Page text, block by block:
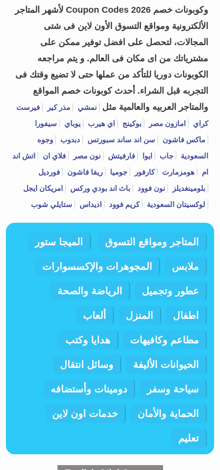
وكوبونات خصم Coupon Codes 2026 لأشهر المتاجر
الألكترونية ومواقع التسوق الأون لاين فى شتى
المجالات، لتحصل على افضل توفير ممكن على
مشترياتك من اى مكان فى العالم. و يتم مراجعه
الكوبونات دوريا للتأكد من عملها حتى لا تضيع وقتك فى
التجربه قبل الشراء. أحدث كوبونات خصم المواقع
والمتاجر العربيه والعالمية مثل
نمشي مذر كير
فيرست
كراي
امازون مصر بوكينج اي هيرب يوباي
سيفورا
ماكس فاشون
سن اند ساند سبورتس دبدوب
وجوه
السعودية
جاب ايوا فارفيتش نون مصر فلاي ان
اتش اند
ام
هومزمارت كارفور جوميا ريفا فاشون
فورديل
بلومينغديلز
نون فوود باث اند بودي وركس
امريكان ايجل
لوكسيتان السعودية
كريم فوود اديداس ستايلي شوب
المتاجر ومواقع التسوق الميجا ستور
ملابس المجوهرات والإكسسوارات
عطور وتجميل الرياضة والصحة
اطفال المنزل ألعاب
مطاعم وكافيهات هدايا وكتب
الحيوانات الأليفة وسائل انتقال
سياحة وسفر دومينات وأستضافه
الحماية والأمان خدمات اون لاين
تعليم